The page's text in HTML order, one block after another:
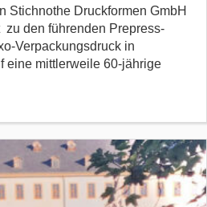
Stichnothe Druckformen GmbH
zu den führenden Prepress-
Verpackungsdruck in
eine mittlerweile 60-jährige